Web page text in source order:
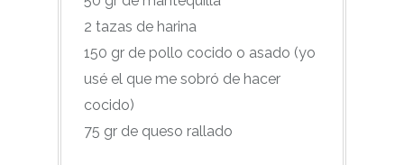
2 tazas de harina
150 gr de pollo cocido o asado (yo
usé el que me sobró de hacer
cocido)
75 gr de queso rallado